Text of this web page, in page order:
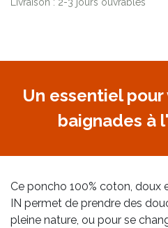
Un essentiel
baignades à
Ce poncho 100% coton, doux
IN permet de prendre des
pleine nature, ou pour se